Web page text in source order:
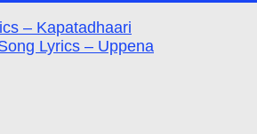
– Kapatadhaari
Lyrics – Uppena